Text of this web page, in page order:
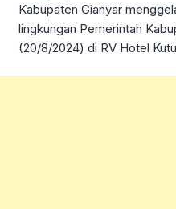
Kabupaten Gianyar
lingkungan Pemerintah
(20/8/2024) di RV Hotel